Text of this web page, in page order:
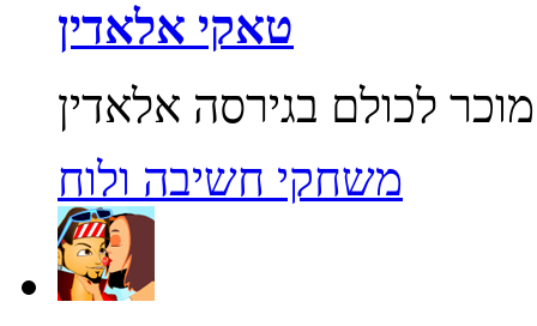
טאקי אלאדין
משחקי חשיבה ולוח